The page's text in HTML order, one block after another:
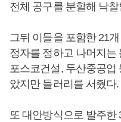
전체 공구를 분할해 낙
그뒤 이들을 포함한 21
정자를 정하고 나머지는
포스코건설, 두산중공업
았지만 들러리를 서줬다.
또 대안방식으로 발주한